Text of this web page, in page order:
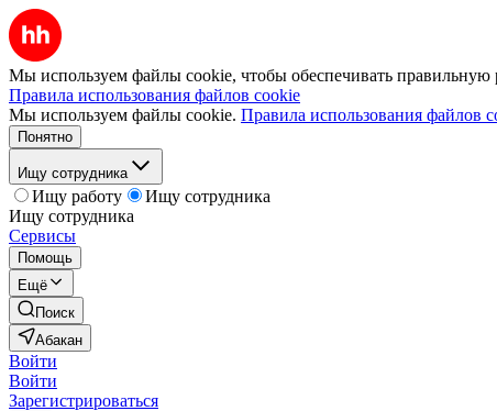
Мы используем файлы cookie, чтобы обеспечивать правильную
Правила использования файлов cookie
Мы используем файлы cookie. Правила использования файлов
Понятно
Ищу сотрудника
Ищу работу
Ищу сотрудника
Ищу сотрудника
Сервисы
Помощь
Ещё
Поиск
Абакан
Войти
Войти
Зарегистрироваться